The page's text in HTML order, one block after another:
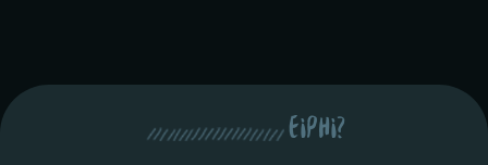
eiphi?